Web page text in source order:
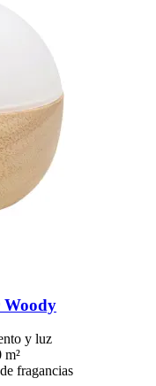
Woody
y luz
m²
fragancias